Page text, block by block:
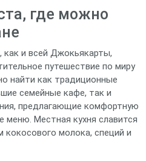
где можно
как и всей Джокьякарты,
путешествие по миру
найти как традиционные
семейные кафе, так и
предлагающие комфортную
меню. Местная кухня славится
молока, специй и